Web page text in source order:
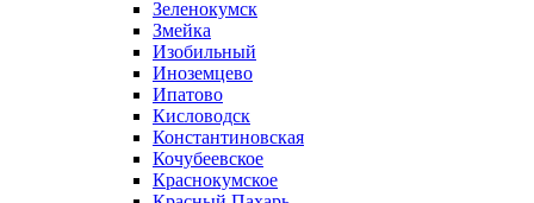
Зеленокумск
Змейка
Изобильный
Иноземцево
Ипатово
Кисловодск
Константиновская
Кочубеевское
Краснокумское